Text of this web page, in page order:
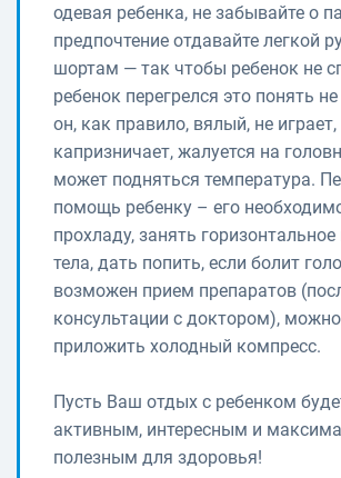
одевая ребенка, не забывайте о
предпочтение отдавайте легкой
шортам — так чтобы ребенок не
ребенок перегрелся это понять
он, как правило, вялый, не играет,
капризничает, жалуется на
может подняться температура.
помощь ребенку – его
прохладу, занять
тела, дать попить, если болит
возможен прием препаратов
консультации с доктором),
приложить холодный компресс.
Пусть Ваш отдых с ребенком
активным, интересным и
полезным для здоровья!